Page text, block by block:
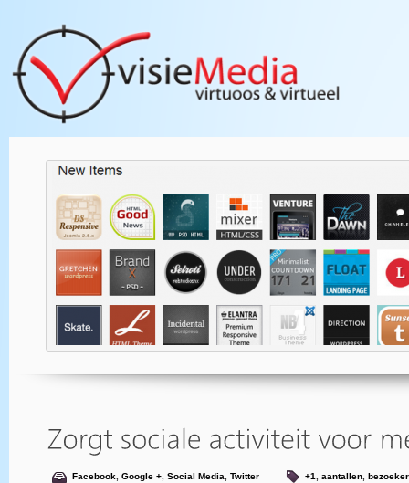
Facebook, Google +, Social Media, Twitter +1, aantallen,